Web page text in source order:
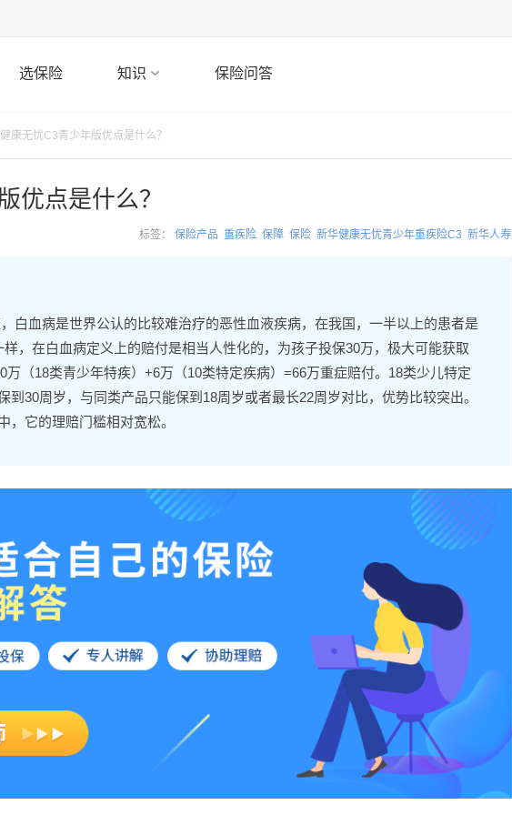
选保险 知识 保险问答
康无忧C3青少年版优点是什么？
优点是什么？
标签： 保险产品 重疾险 保障 保险 新华健康无忧青少年重疾险C3 新华人寿
白血病是世界公认的比较难治疗的恶性血液疾病，在我国，一半以上的患者是
，在白血病定义上的赔付是相当人性化的，为孩子投保30万，极大可能获取
万（18类青少年特疾）+6万（10类特定疾病）=66万重症赔付。18类少儿特定
到30周岁，与同类产品只能保到18周岁或者最长22周岁对比，优势比较突出。
，它的理赔门槛相对宽松。